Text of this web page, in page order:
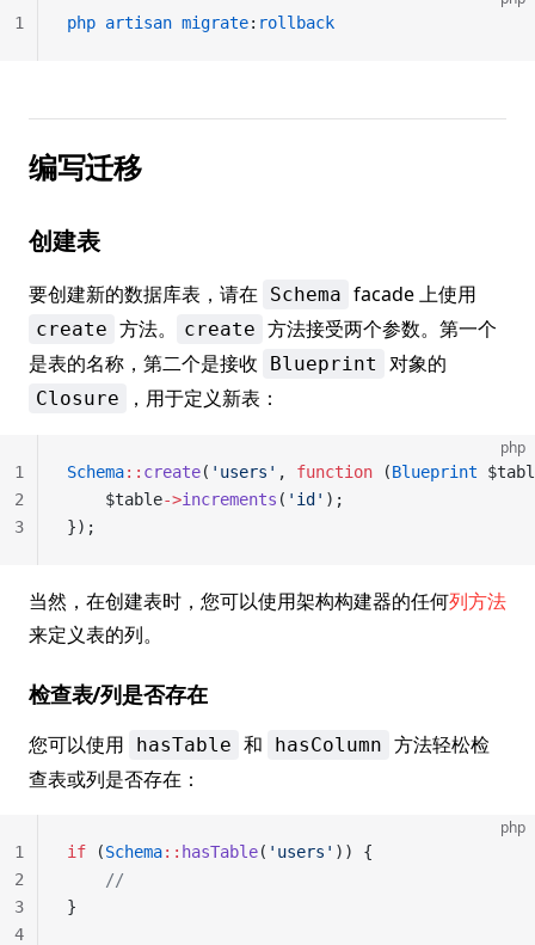
php artisan migrate: rollback
1
编写迁移
创建表
要创建新的数据库表，请在 Schema facade 上使用
create 方法。 create 方法接受两个参数。第一个
是表的名称，第二个是接收
Blueprint 对象的
Closure ，用于定义新表：
php
Schema:: create( 'users' , function (Blueprint
    $table
->increments ( 'id' );
});
1
2
3
当然，在创建表时，您可以使用架构构建器的任何列方法
来定义表的列。
检查表/列是否存在
您可以使用 hasTable 和 hasColumn 方法轻松检
查表或列是否存在：
php
if (Schema:: hasTable( 'users' )) {
    //
}
1
2
3
4